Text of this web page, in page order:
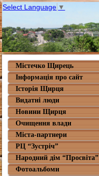
Select Language ▼
Містечко Щирець
Інформація про сайт
Історія Щирця
Видатні люди
Новини Щирця
Очищення влади
Міста-партнери
РЦ “Зустріч”
Народний дім “Просвіта”
Фотоальбоми